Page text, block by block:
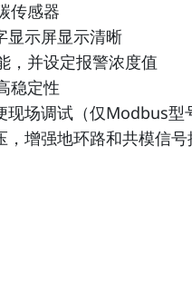
传感器
显示屏显示清晰
，并设定报警浓度值
稳定性
场调试（仅Modbus型
，增强地环路和共模信